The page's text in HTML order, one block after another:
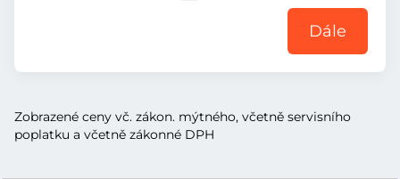
Dále
Zobrazené ceny vč. zákon. mýtného, včetně servisního
poplatku a včetně zákonné DPH